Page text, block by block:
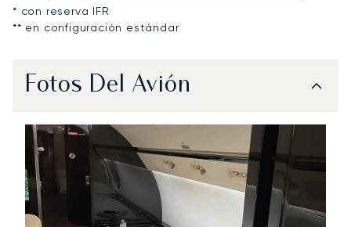
* con reserva IFR
** en configuración estándar
Fotos Del Avión